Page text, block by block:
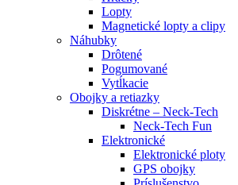
Lopty
Magnetické lopty a clipy
Náhubky
Drôtené
Pogumované
Vytĺkacie
Obojky a retiazky
Diskrétne – Neck-Tech
Neck-Tech Fun
Elektronické
Elektronické ploty
GPS obojky